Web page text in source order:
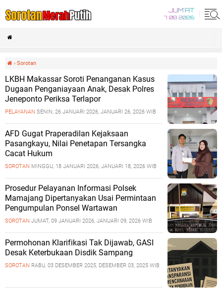
JUM'AT
7 08 2026
› Sorotan
LKBH Makassar Soroti Penanganan Kasus
Dugaan Penganiayaan Anak, Desak Polres
Jeneponto Periksa Terlapor
PELAYANAN SENIN, 26 JANUARI 2026, JANUARI 26, 2026 WIB
AFD Gugat Praperadilan Kejaksaan
Pasangkayu, Nilai Penetapan Tersangka
Cacat Hukum
SOROTAN MINGGU, 18 JANUARI 2026, JANUARI 18, 2026 WIB
Prosedur Pelayanan Informasi Polsek
Mamajang Dipertanyakan Usai Permintaan
Pengumpulan Ponsel Wartawan
SOROTAN JUMAT, 09 JANUARI 2026, JANUARI 09, 2026 WIB
Permohonan Klarifikasi Tak Dijawab, GASI
Desak Keterbukaan Disdik Sampang
SOROTAN RABU, 03 DESEMBER 2025, DESEMBER 03, 2025 WIB